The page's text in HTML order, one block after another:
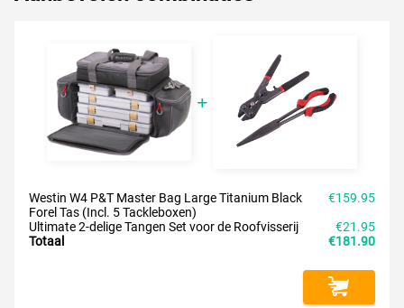
- 23 × 17 × 5.5 cm (2x)
Westin W4 P&T Master Bag Large Titanium Black
Forel Tas (Incl. 5 Tackleboxen)
€159.95
Ultimate 2-delige Tangen Set voor de Roofvisserij
€21.95
Totaal
€181.90